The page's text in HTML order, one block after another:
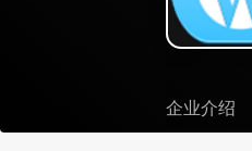
企业介绍